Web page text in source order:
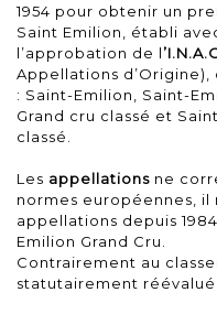
1954 pour obtenir un
Saint Emilion, établi
l’approbation de l
Appellations
: Saint-Emilion, Saint-
Grand cru classé et
classé.
Les appellations ne
normes européennes, il
appellations depuis
Emilion Grand Cru.
Contrairement au
statutairement réévalué